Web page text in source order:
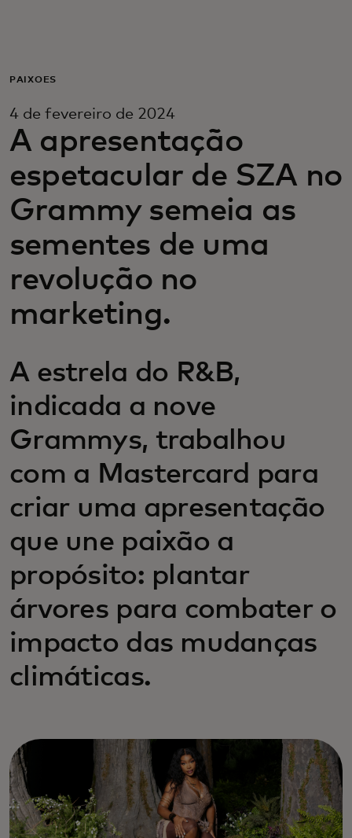
Para empresas
Para inovadores
Notícias e tendências
PAIXÕES
4 de fevereiro de 2024
A apresentação
espetacular de SZA no
Grammy semeia as
sementes de uma
revolução no
marketing.
A estrela do R&B,
indicada a nove
Grammys, trabalhou
com a Mastercard para
criar uma apresentação
que une paixão a
propósito: plantar
árvores para combater o
impacto das mudanças
climáticas.